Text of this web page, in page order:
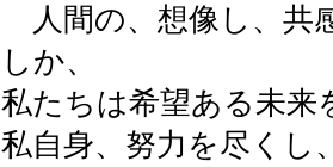
人間の、想像し、共
しか、
私たちは希望ある未
私自身、努力を尽くし